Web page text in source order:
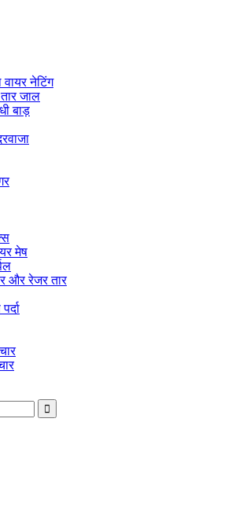
नेटिंग
जाल
बाड़
मेष
और रेजर तार